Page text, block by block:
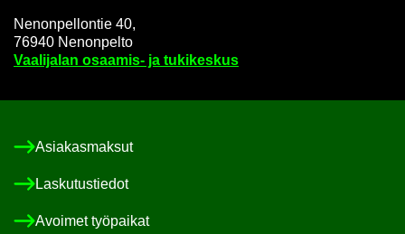
Ne­non­pel­lon­tie 40,
76940 Ne­non­pel­to
Vaa­li­ja­lan osaamis-​ ja tu­ki­kes­kus
Asia­kas­mak­sut
Las­ku­tus­tie­dot
Avoi­met työ­pai­kat